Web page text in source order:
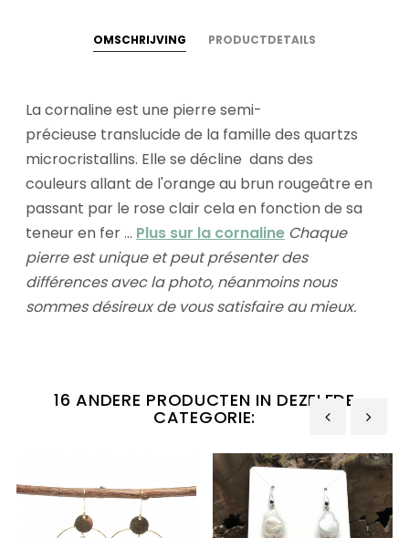
OMSCHRIJVING PRODUCTDETAILS
La cornaline est une pierre semi-
précieuse translucide de la famille des quartzs
microcristallins. Elle se décline dans des
couleurs allant de l'orange au brun rougeâtre en
passant par le rose clair cela en fonction de sa
teneur en fer ... Plus sur la cornaline Chaque
pierre est unique et peut présenter des
différences avec la photo, néanmoins nous
sommes désireux de vous satisfaire au mieux.
16 ANDERE PRODUCTEN IN DEZELFDE
CATEGORIE:
‹ ›